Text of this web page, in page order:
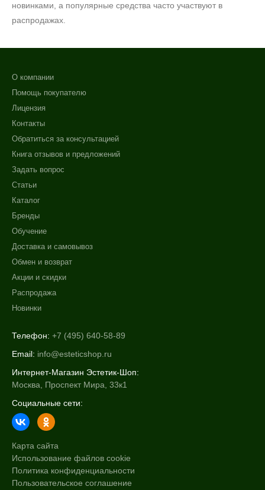
новинками, а популярные средства часто участвуют в
распродажах.
О компании
Помощь покупателю
Лицензия
Контакты
Обратиться за консультацией
Книга отзывов и предложений
Задать вопрос
Статьи
Каталог
Бренды
Обучение
Доставка и самовывоз
Обмен и возврат
Акции и скидки
Распродажа
Новинки
Телефон: +7 (495) 640-58-89
Email: info@esteticshop.ru
Интернет-Магазин Эстетик-Шоп:
Москва, Проспект Мира, 33к1
Социальные сети:
Карта сайта
Использование файлов cookie
Политика конфиденциальности
Пользовательское соглашение